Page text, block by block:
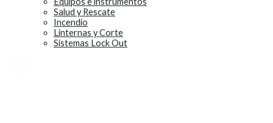
Salud y Rescate
Incendio
Linternas y Corte
Sistemas Lock Out